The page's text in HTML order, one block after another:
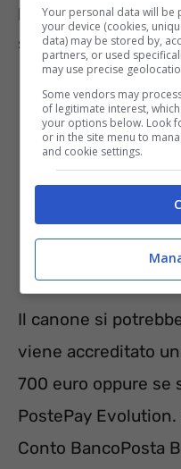
particolari
servizi:
carta di
internet e
Multicanale);
carnet
prelievi dagli
bonifici e
Il canone si
viene accreditato
700 euro oppure se
PostePay
Conto BancoPosta
Your personal data will
your device (cookies,
data) may be stored by,
partners, or used
may use precise
Some vendors may
of legitimate interest,
your options below. Look
or in the site menu to
and cookie settings.